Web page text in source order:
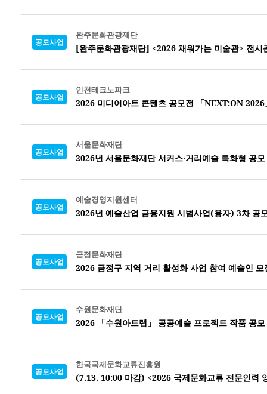
공모사업
완주문화관광재단
[완주문화관광재단] <2026 채워가는 미술관> 전시
공모사업
인천테크노파크
2026 미디어아트 콘텐츠 공모전 「NEXT:ON 2026
공모사업
서울문화재단
2026년 서울문화재단 서커스·거리예술 특화형 공모
공모사업
예술경영지원센터
2026년 예술산업 금융지원 시범사업(융자) 3차 공
공모사업
금정문화재단
2026 금정구 지역 거리 활성화 사업 참여 예술인 모
공모사업
수원문화재단
2026 「수원아트랩」 공공예술 프로젝트 작품 공모
공모사업
한국국제문화교류진흥원
(7.13. 10:00 마감) <2026 국제문화교류 전문인력